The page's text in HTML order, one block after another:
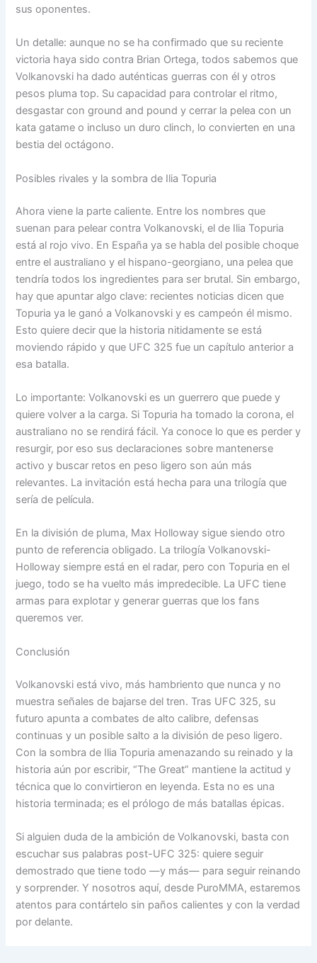
sus oponentes.
Un detalle: aunque no se ha confirmado que su reciente
victoria haya sido contra Brian Ortega, todos sabemos que
Volkanovski ha dado auténticas guerras con él y otros
pesos pluma top. Su capacidad para controlar el ritmo,
desgastar con ground and pound y cerrar la pelea con un
kata gatame o incluso un duro clinch, lo convierten en una
bestia del octágono.
Posibles rivales y la sombra de Ilia Topuria
Ahora viene la parte caliente. Entre los nombres que
suenan para pelear contra Volkanovski, el de Ilia Topuria
está al rojo vivo. En España ya se habla del posible choque
entre el australiano y el hispano-georgiano, una pelea que
tendría todos los ingredientes para ser brutal. Sin embargo,
hay que apuntar algo clave: recientes noticias dicen que
Topuria ya le ganó a Volkanovski y es campeón él mismo.
Esto quiere decir que la historia nitidamente se está
moviendo rápido y que UFC 325 fue un capítulo anterior a
esa batalla.
Lo importante: Volkanovski es un guerrero que puede y
quiere volver a la carga. Si Topuria ha tomado la corona, el
australiano no se rendirá fácil. Ya conoce lo que es perder y
resurgir, por eso sus declaraciones sobre mantenerse
activo y buscar retos en peso ligero son aún más
relevantes. La invitación está hecha para una trilogía que
sería de película.
En la división de pluma, Max Holloway sigue siendo otro
punto de referencia obligado. La trilogía Volkanovski-
Holloway siempre está en el radar, pero con Topuria en el
juego, todo se ha vuelto más impredecible. La UFC tiene
armas para explotar y generar guerras que los fans
queremos ver.
Conclusión
Volkanovski está vivo, más hambriento que nunca y no
muestra señales de bajarse del tren. Tras UFC 325, su
futuro apunta a combates de alto calibre, defensas
continuas y un posible salto a la división de peso ligero.
Con la sombra de Ilia Topuria amenazando su reinado y la
historia aún por escribir, “The Great” mantiene la actitud y
técnica que lo convirtieron en leyenda. Esta no es una
historia terminada; es el prólogo de más batallas épicas.
Si alguien duda de la ambición de Volkanovski, basta con
escuchar sus palabras post-UFC 325: quiere seguir
demostrado que tiene todo —y más— para seguir reinando
y sorprender. Y nosotros aquí, desde PuroMMA, estaremos
atentos para contártelo sin paños calientes y con la verdad
por delante.